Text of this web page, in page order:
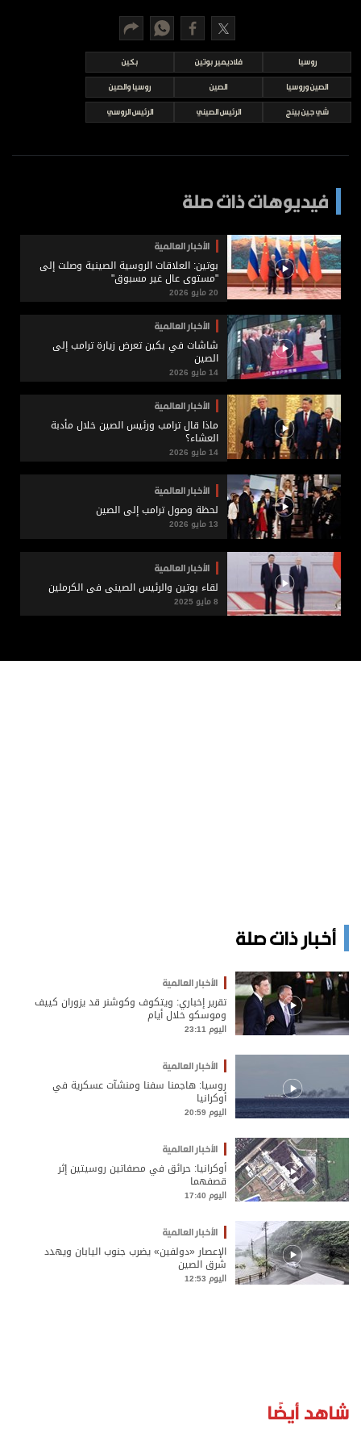
مواقيت الصلاة
روسيا فلاديمير بوتين بكين
الصين وروسيا الصين روسيا والصين
شي جين بينج الرئيس الصيني الرئيس الروسي
فيديوهات ذات صلة
الأخبار العالمية
بوتين: العلاقات الروسية الصينية وصلت إلى
"مستوى عال غير مسبوق"
20 مايو 2026
الأخبار العالمية
شاشات في بكين تعرض زيارة ترامب إلى
الصين
14 مايو 2026
الأخبار العالمية
ماذا قال ترامب ورئيس الصين خلال مأدبة
العشاء؟
14 مايو 2026
الأخبار العالمية
لحظة وصول ترامب إلى الصين
13 مايو 2026
الأخبار العالمية
لقاء بوتين والرئيس الصيني في الكرملين
8 مايو 2025
أخبار ذات صلة
الأخبار العالمية
تقرير إخباري: ويتكوف وكوشنر قد يزوران كييف
وموسكو خلال أيام
اليوم 23:11
الأخبار العالمية
روسيا: هاجمنا سفنا ومنشآت عسكرية في
أوكرانيا
اليوم 20:59
الأخبار العالمية
أوكرانيا: حرائق في مصفاتين روسيتين إثر
قصفهما
اليوم 17:40
الأخبار العالمية
الإعصار «دولفين» يضرب جنوب اليابان ويهدد
شرق الصين
اليوم 12:53
شاهد أيضًا